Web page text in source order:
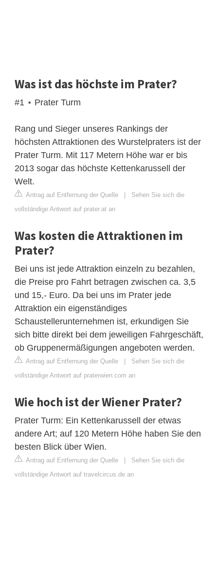
Was ist das höchste im Prater?
#1 ⋆ Prater Turm
Rang und Sieger unseres Rankings der
höchsten Attraktionen des Wurstelpraters ist der
Prater Turm. Mit 117 Metern Höhe war er bis
2013 sogar das höchste Kettenkarussell der
Welt.
Antrag auf Entfernung der Quelle | Sehen Sie sich die
vollständige Antwort auf prater.at an
Was kosten die Attraktionen im
Prater?
Bei uns ist jede Attraktion einzeln zu bezahlen,
die Preise pro Fahrt betragen zwischen ca. 3,5
und 15,- Euro. Da bei uns im Prater jede
Attraktion ein eigenständiges
Schaustellerunternehmen ist, erkundigen Sie
sich bitte direkt bei dem jeweiligen Fahrgeschäft,
ob Gruppenermäßigungen angeboten werden.
Antrag auf Entfernung der Quelle | Sehen Sie sich die
vollständige Antwort auf praterwien.com an
Wie hoch ist der Wiener Prater?
Prater Turm: Ein Kettenkarussell der etwas
andere Art; auf 120 Metern Höhe haben Sie den
besten Blick über Wien.
Antrag auf Entfernung der Quelle | Sehen Sie sich die
vollständige Antwort auf travelcircus.de an